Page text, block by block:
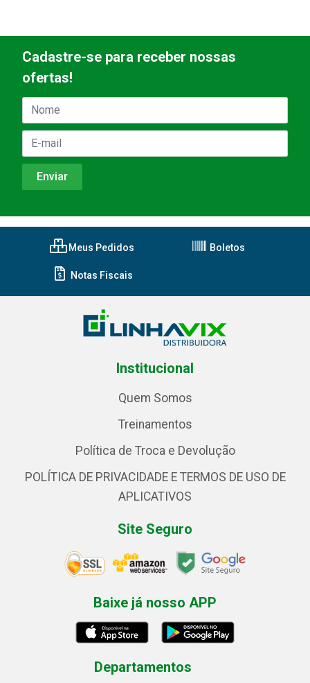
Cadastre-se para receber nossas
ofertas!
Meus Pedidos Boletos
Notas Fiscais
Institucional
Quem Somos
Treinamentos
Política de Troca e Devolução
POLÍTICA DE PRIVACIDADE E TERMOS DE USO DE
APLICATIVOS
Site Seguro
Baixe já nosso APP
Departamentos